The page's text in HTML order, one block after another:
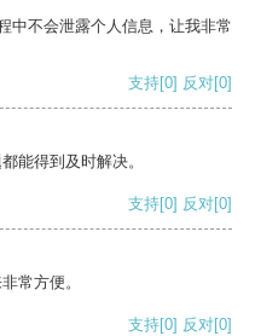
中不会泄露个人信息，让我非常
支持[0] 反对[0]
能得到及时解决。
支持[0] 反对[0]
常方便。
支持[0] 反对[0]